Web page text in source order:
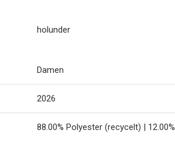
holunder
Damen
2026
88.00% Polyester (recycelt) |